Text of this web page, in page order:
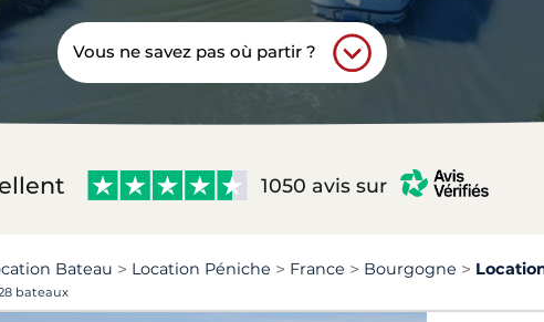
Vous ne savez pas où partir ?
1050 avis sur
Bateau Location Péniche France Bourgogne
bateaux